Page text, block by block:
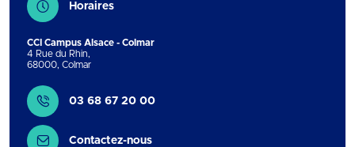
Horaires
CCI Campus Alsace - Colmar
4 Rue du Rhin,
68000, Colmar
Contact
03 68 67 20 00
Contactez-nous